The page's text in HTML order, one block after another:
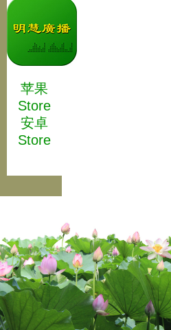
苹果
Store
安卓
Store